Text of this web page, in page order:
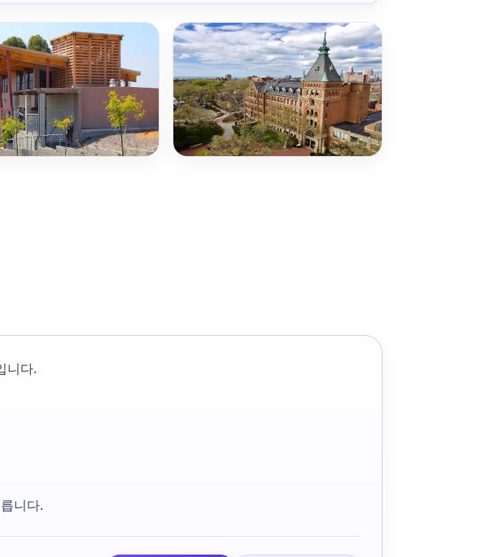
니다.
니다.